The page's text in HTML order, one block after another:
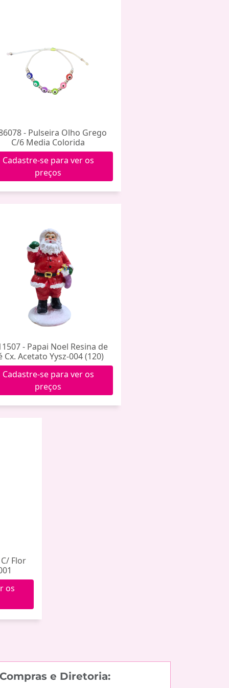
- Pulseira Olho Grego
C/6 Media Colorida
Cadastre-se para ver os
preços
- Papai Noel Resina de
Cx. Acetato Yysz-004 (120)
Cadastre-se para ver os
preços
Flor
os
Compras e Diretoria: